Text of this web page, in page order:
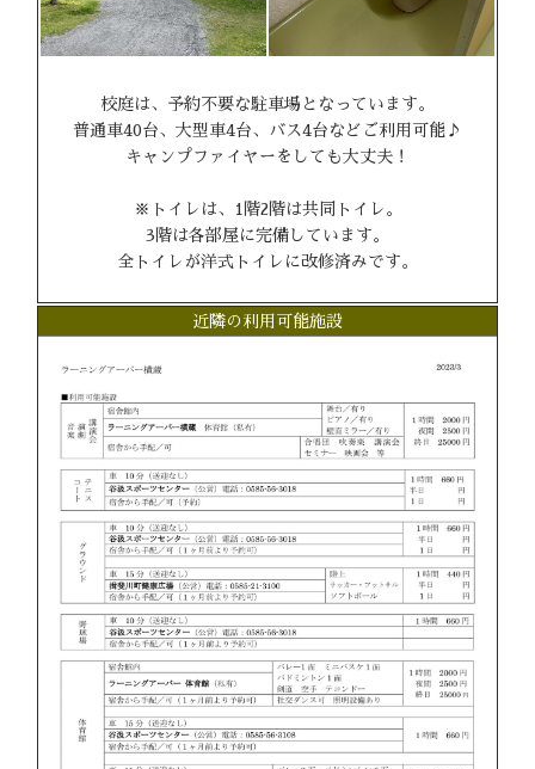
校庭は、予約不要な駐車場となっています。
普通車40台、大型車4台、バス4台などご利用可能♪
キャンプファイヤーをしても大丈夫！
※トイレは、1階2階は共同トイレ。
3階は各部屋に完備しています。
全トイレが洋式トイレに改修済みです。
近隣の利用可能施設